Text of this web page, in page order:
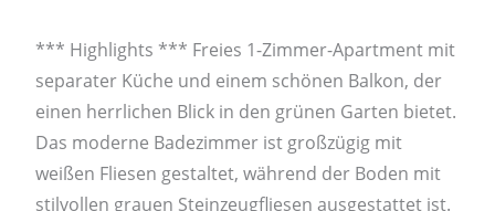
*** Highlights *** Freies 1-Zimmer-Apartment mit
separater Küche und einem schönen Balkon, der
einen herrlichen Blick in den grünen Garten bietet.
Das moderne Badezimmer ist großzügig mit
weißen Fliesen gestaltet, während der Boden mit
stilvollen grauen Steinzeugfliesen ausgestattet ist.